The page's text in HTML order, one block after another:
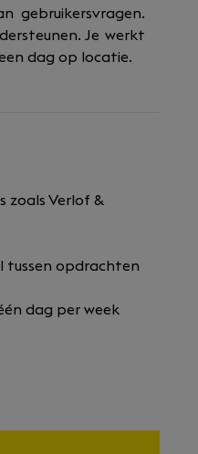
gebruikersvragen.
Je werkt
dag op locatie.
zoals Verlof &
tussen opdrachten
dag per week